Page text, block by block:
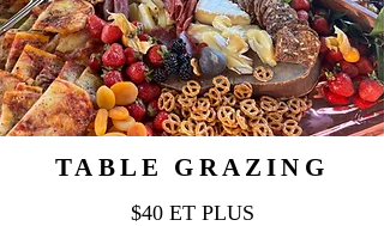
TABLE GRAZING
$40 ET PLUS